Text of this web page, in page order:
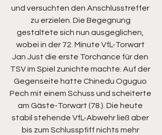
und versuchten den Anschlusstreffer
zu erzielen. Die Begegnung
gestaltete sich nun ausgeglichen,
wobei in der 72. Minute VfL-Torwart
Jan Just die erste Torchance für den
TSV im Spiel zunichte machte. Auf der
Gegenseite hatte Chinedu Oguguo
Pech mit einem Schuss und scheiterte
am Gäste-Torwart (78.). Die heute
stabil stehende VfL-Abwehr ließ aber
bis zum Schlusspfiff nichts mehr